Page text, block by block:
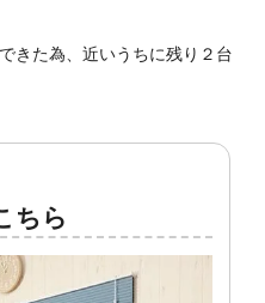
きた為、近いうちに残り２台
ちら